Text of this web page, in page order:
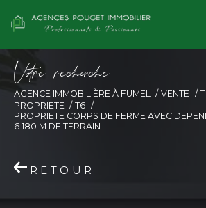
Vore recece
AGENCE IMMOBILIÈRE À FUMEL VENTE
PROPRIETE
T6
PROPRIETE CORPS DE FERME AVEC
6 180 M DE TERRAIN
RETOUR